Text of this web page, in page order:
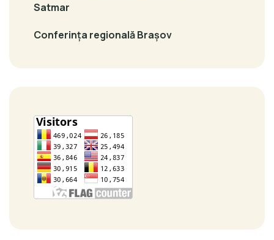
Satmar
Conferința regională Brașov